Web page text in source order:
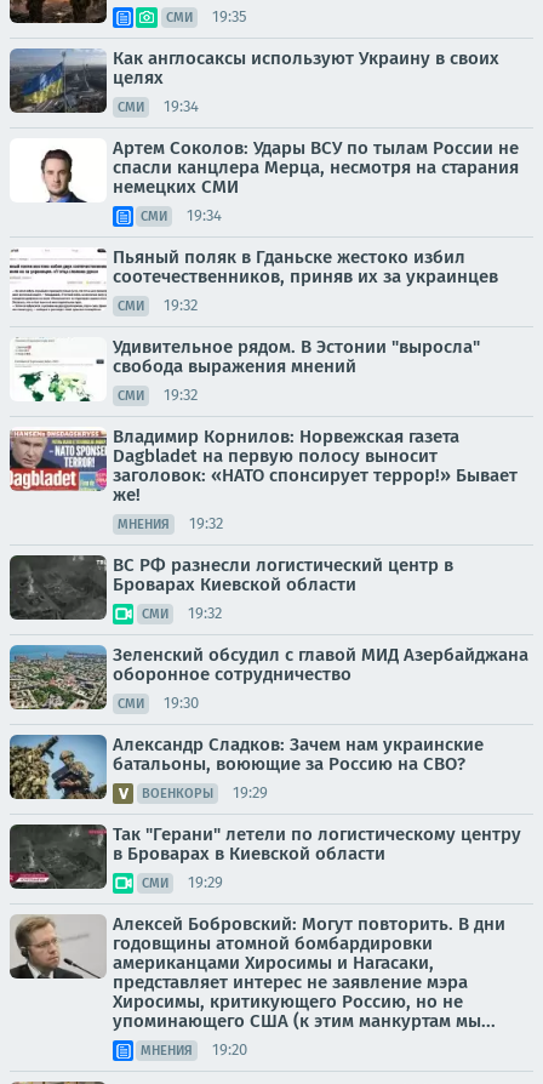
СМИ 19:35
Как англосаксы используют Украину в своих
целях
СМИ 19:34
Артем Соколов: Удары ВСУ по тылам России не
спасли канцлера Мерца, несмотря на старания
немецких СМИ
СМИ 19:34
Пьяный поляк в Гданьске жестоко избил
соотечественников, приняв их за украинцев
СМИ 19:32
Удивительное рядом. В Эстонии "выросла"
свобода выражения мнений
СМИ 19:32
Владимир Корнилов: Норвежская газета
Dagbladet на первую полосу выносит
заголовок: «НАТО спонсирует террор!» Бывает
же!
МНЕНИЯ 19:32
ВС РФ разнесли логистический центр в
Броварах Киевской области
СМИ 19:32
Зеленский обсудил с главой МИД Азербайджана
оборонное сотрудничество
СМИ 19:30
Александр Сладков: Зачем нам украинские
батальоны, воюющие за Россию на СВО?
ВОЕНКОРЫ 19:29
Так "Герани" летели по логистическому центру
в Броварах в Киевской области
СМИ 19:29
Алексей Бобровский: Могут повторить. В дни
годовщины атомной бомбардировки
американцами Хиросимы и Нагасаки,
представляет интерес не заявление мэра
Хиросимы, критикующего Россию, но не
упоминающего США (к этим манкуртам мы...
МНЕНИЯ 19:20